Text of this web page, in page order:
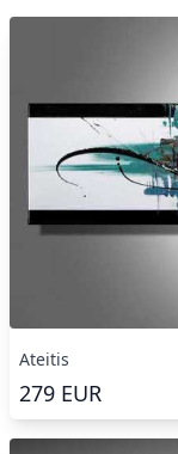
Ateitis
279 EUR